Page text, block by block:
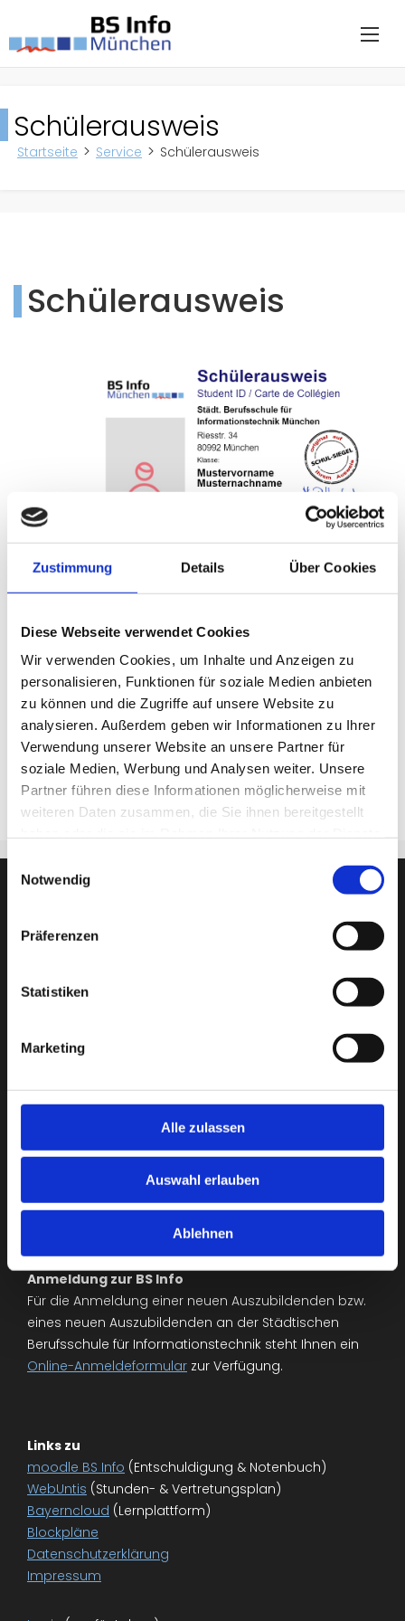
Zustimmung Details Über Cookies
Diese Webseite verwendet Cookies
Wir verwenden Cookies, um Inhalte und Anzeigen zu
personalisieren, Funktionen für soziale Medien anbieten
zu können und die Zugriffe auf unsere Website zu
analysieren. Außerdem geben wir Informationen zu Ihrer
Verwendung unserer Website an unsere Partner für
soziale Medien, Werbung und Analysen weiter. Unsere
Partner führen diese Informationen möglicherweise mit
weiteren Daten zusammen, die Sie ihnen bereitgestellt
Einwilligungsauswahl
Notwendig
Präferenzen
Statistiken
Marketing
Alle zulassen
Auswahl erlauben
Ablehnen
Schülerausweis
Startseite Service Schülerausweis
Schülerausweis
für die Zeit ihrer Ausbildung an unserer Schule
einen Schülerausweis.
Cardy.Cloud beantragt werden.
In den folgenden Formaten ist der
Schülerausweis verfügbar:
In der Cardy app (iOS/Android Stores) für
Smartphones - Kosten: 1,95 €
Als Scheckkarte - Kosten: 3,95 €
Riesstr. 34, 80992 München
Tel. +49 (0)89 233-85200
Fax: +49 (0)89 233-85201
bs-informationstechnik@muenchen.de
Anmeldung zur BS Info
Für die Anmeldung einer neuen Auszubildenden bzw.
eines neuen Auszubildenden an der Städtischen
Berufsschule für Informationstechnik steht Ihnen ein
Online-Anmeldeformular zur Verfügung.
Links zu
moodle BS Info (Entschuldigung & Notenbuch)
WebUntis (Stunden- & Vertretungsplan)
Bayerncloud (Lernplattform)
Blockpläne
Datenschutzerklärung
Impressum